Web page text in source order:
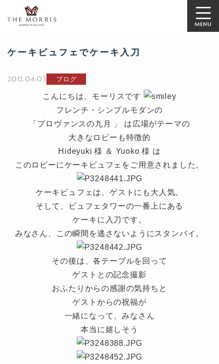
MENU
ケーキビュフェでケーキ入刀
2012.04.03 ブログ
こんにちは、モーリスです
フレンチ・シンプルモダンの
「プロヴァンスの九月 」 は広場がテーマの
大きなロビーも特徴的
Hideyuki 様 ＆ Yuoko 様 は
このロビーにケーキビュフェをご用意されました。
ケーキビュフェは、ゲストにも大人気。
そして、ビュフェタワーの一番上にある
ケーキに入刀です。
みなさん、この瞬間を逃さないようにスタンバイ。
その後は、各テーブルを回って
ゲストとの記念撮影
おふたりからの感謝の気持ちと
ゲストからの祝福が
一緒になって、みなさん
本当に嬉しそう